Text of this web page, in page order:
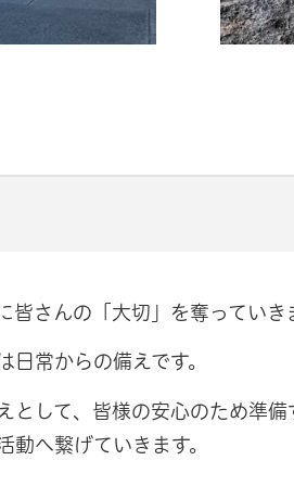
さんの「大切」を奪っていき
日常からの備えです。
として、皆様の安心のため準
動へ繋げていきます。